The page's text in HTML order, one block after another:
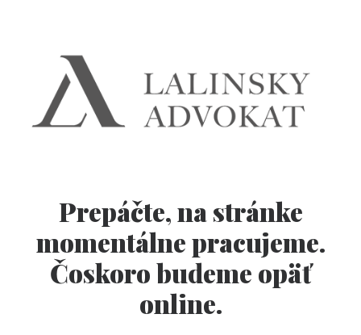
Prepáčte, na stránke
momentálne pracujeme.
Čoskoro budeme opäť
online.